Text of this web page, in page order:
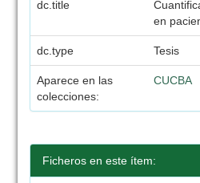
dc.title
en
dc.type Tesis
Aparece en las
colecciones:
CUCBA
Ficheros en este ítem: